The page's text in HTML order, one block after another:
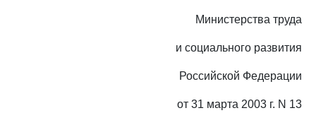
Министерства труда
и социального развития
Российской Федерации
от 31 марта 2003 г. N 13